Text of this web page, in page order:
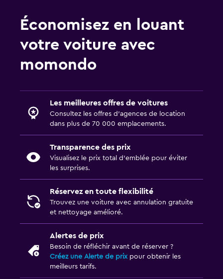
Économisez en louant
votre voiture avec
momondo
Les meilleures offres de voitures
Consultez les offres d’agences de location
dans plus de 70 000 emplacements.
Transparence des prix
Visualisez le prix total d’emblée pour éviter
les surprises.
Réservez en toute flexibilité
Trouvez une voiture avec annulation gratuite
et nettoyage amélioré.
Alertes de prix
Besoin de réfléchir avant de réserver ?
Créez une Alerte de prixpour obtenir les
meilleurs tarifs.